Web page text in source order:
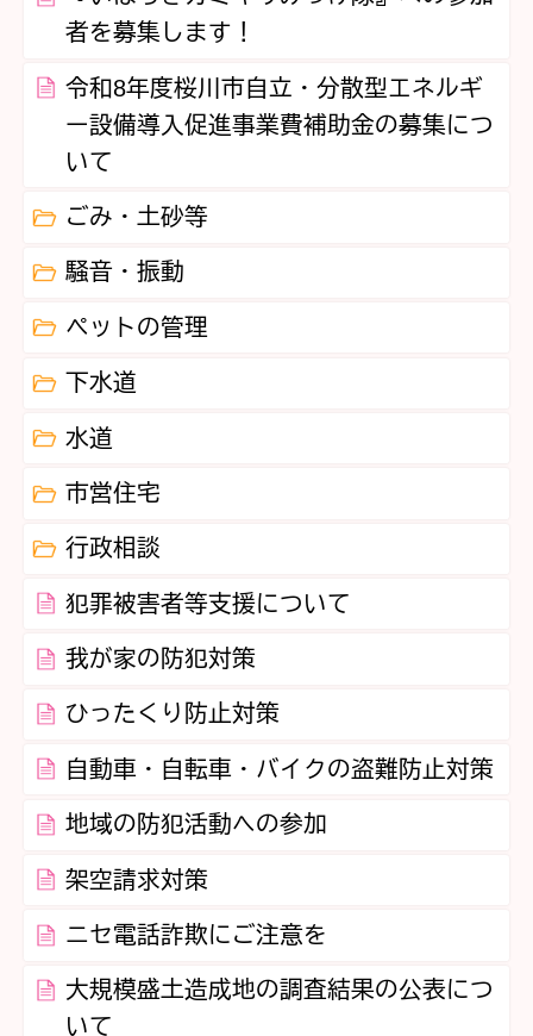
者を募集します！
令和8年度桜川市自立・分散型エネルギ
ー設備導入促進事業費補助金の募集につ
いて
ごみ・土砂等
騒音・振動
ペットの管理
下水道
水道
市営住宅
行政相談
犯罪被害者等支援について
我が家の防犯対策
ひったくり防止対策
自動車・自転車・バイクの盗難防止対策
地域の防犯活動への参加
架空請求対策
ニセ電話詐欺にご注意を
大規模盛土造成地の調査結果の公表につ
いて